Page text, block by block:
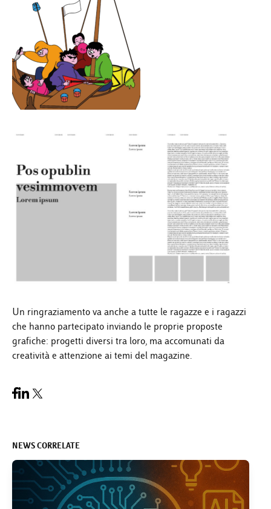
Un ringraziamento va anche a tutte le ragazze e i ragazzi
che hanno partecipato inviando le proprie proposte
grafiche: progetti diversi tra loro, ma accomunati da
creatività e attenzione ai temi del magazine.
NEWS CORRELATE